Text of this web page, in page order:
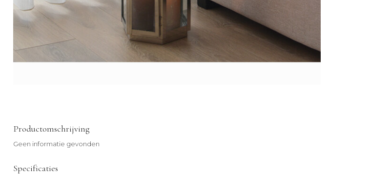
Productomschrijving
Geen informatie gevonden
Specificaties